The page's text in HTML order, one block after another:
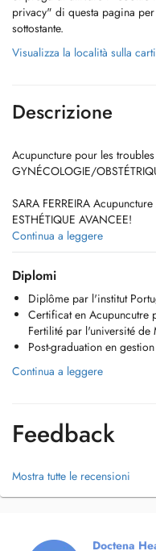
privacy" di questa pagina
sottostante.
Visualizza la località sulla
Descrizione
Acupuncture pour les troubles
GYNÉCOLOGIE/
SARA FERREIRA
ESTHÉTIQUE AVANCEE!
LES ASSURANCES
CONSULTATIONS.
Nous nous engageons à
des résultats significatifs, en
Médecine Orientale.
Nous vous rappelons que les
Doctena uniquement, sans
LA MÉDECINE CHINOISE ET
PAS LA CONSULTATION
EN: Acupuncutre for
SARA FERREIRA ANTI-
Continua a leggere
Diplomi
Diplôme par l'institut
Certificat en
Fertilité par l'université de
Post-graduation en
Continua a leggere
Feedback
Mostra tutte le recensioni
Doctena